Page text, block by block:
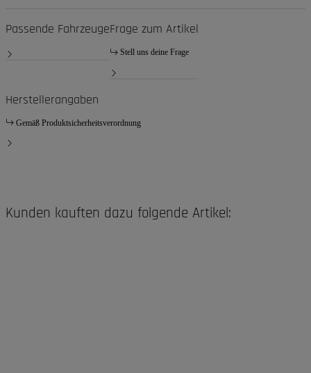
Passende FahrzeugeFrage zum Artikel
Stell uns deine Frage
Herstellerangaben
Gemäß Produktsicherheitsverordnung
Kunden kauften dazu folgende Artikel: